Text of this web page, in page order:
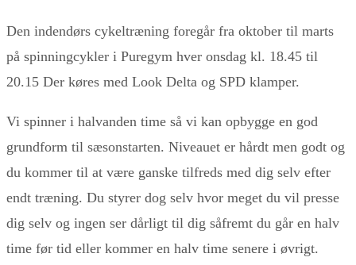
Den indendørs cykeltræning foregår fra oktober til marts
på spinningcykler i Puregym hver onsdag kl. 18.45 til
20.15 Der køres med Look Delta og SPD klamper.
Vi spinner i halvanden time så vi kan opbygge en god
grundform til sæsonstarten. Niveauet er hårdt men godt og
du kommer til at være ganske tilfreds med dig selv efter
endt træning. Du styrer dog selv hvor meget du vil presse
dig selv og ingen ser dårligt til dig såfremt du går en halv
time før tid eller kommer en halv time senere i øvrigt.